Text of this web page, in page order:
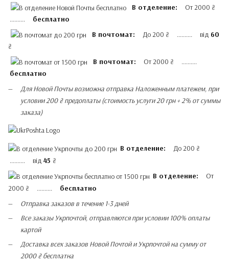
В отделение: От 2000 ₴
.......... бесплатно
В почтомат: До 200 ₴ .......... від 60
₴
В почтомат: От 2000 ₴ ..........
бесплатно
Для Новой Почты возможна отправка Наложенным платежем, при
условии 200 ₴ предоплаты (стоимость услуги 20 грн + 2% от суммы
заказа)
В отделение: До 200 ₴
.......... від 45 ₴
В отделение: От
2000 ₴ .......... бесплатно
Отправка заказов в течение 1-3 дней
Все заказы Укрпочтой, отправляются при условии 100% оплаты
картой
Доставка всех заказов Новой Почтой и Укрпочтой на сумму от
2000 ₴ бесплатна